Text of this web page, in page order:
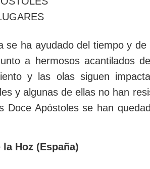
se ha ayudado del tiempo y
a hermosos acantilados
y las olas siguen
y algunas de ellas no han
Doce Apóstoles se han
Hoz (España)